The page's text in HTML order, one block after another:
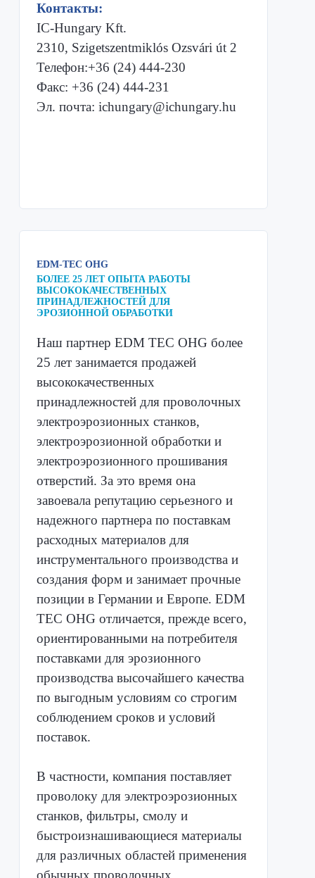
Контакты:
IC-Hungary Kft.
2310, Szigetszentmiklós Ozsvári út 2
Телефон:+36 (24) 444-230
Факс: +36 (24) 444-231
Эл. почта: ichungary@ichungary.hu
EDM-TEC OHG
БОЛЕЕ 25 ЛЕТ ОПЫТА РАБОТЫ
ВЫСОКОКАЧЕСТВЕННЫХ
ПРИНАДЛЕЖНОСТЕЙ ДЛЯ
ЭРОЗИОННОЙ ОБРАБОТКИ
Наш партнер EDM TEC OHG более
25 лет занимается продажей
высококачественных
принадлежностей для проволочных
электроэрозионных станков,
электроэрозионной обработки и
электроэрозионного прошивания
отверстий. За это время она
завоевала репутацию серьезного и
надежного партнера по поставкам
расходных материалов для
инструментального производства и
создания форм и занимает прочные
позиции в Германии и Европе. EDM
TEC OHG отличается, прежде всего,
ориентированными на потребителя
поставками для эрозионного
производства высочайшего качества
по выгодным условиям со строгим
соблюдением сроков и условий
поставок.
В частности, компания поставляет
проволоку для электроэрозионных
станков, фильтры, смолу и
быстроизнашивающиеся материалы
для различных областей применения
обычных проволочных